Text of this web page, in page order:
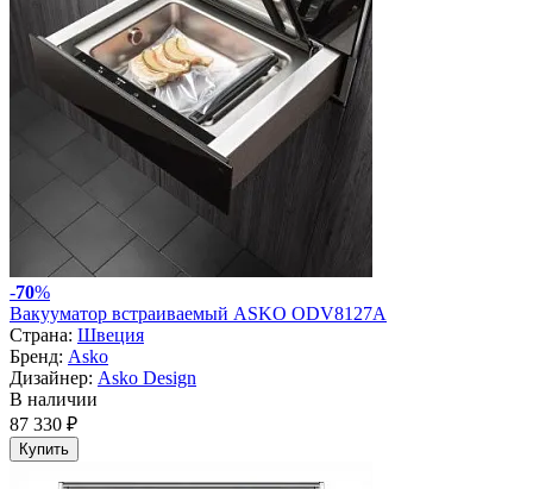
-70%
Вакууматор встраиваемый ASKO ODV8127A
Страна: Швеция
Бренд: Asko
Дизайнер: Asko Design
В наличии
87 330 ₽
Купить